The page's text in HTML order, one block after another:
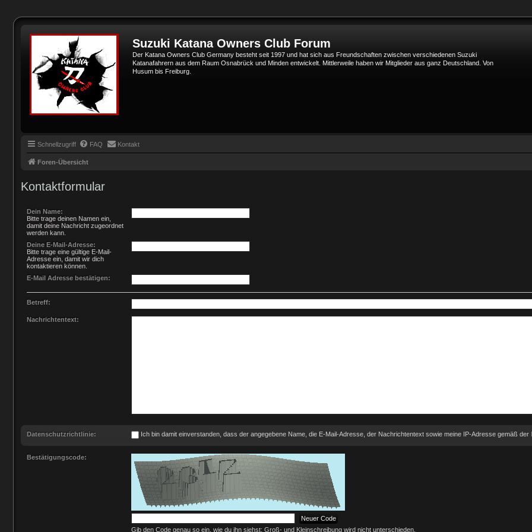
Suzuki Katana Owners Club Forum
Der Katana Owners Club Germany besteht seit 1997 und hat sich aus Freundschaften zwischen verschiedenen Suzuki
Katanafahrern aus dem Raum Osnabrück und Minden entwickelt. Mittlerweile haben wir Mitglieder aus ganz Deutschland. Von
Husum bis Freiburg.
Schnellzugriff FAQ Kontakt
Foren-Übersicht
Kontaktformular
Dein Name:
Bitte trage deinen Namen ein,
damit deine Nachricht zugeordnet
werden kann.
Deine E-Mail-Adresse:
Bitte trage eine gültige E-Mail-
Adresse ein, damit wir dich
kontaktieren können.
E-Mail Adresse bestätigen:
Betreff:
Nachrichtentext:
Datenschutzrichtlinie: Ich bin damit einverstanden, dass der angegebene Name, die E-Mail-Adresse, der Nachrichtentext sowie meine IP-Adresse gemäß der
Bestätigungscode:
Gib den Code genau so ein, wie du ihn siehst; Groß- und Kleinschreibung wird nicht unterschieden.